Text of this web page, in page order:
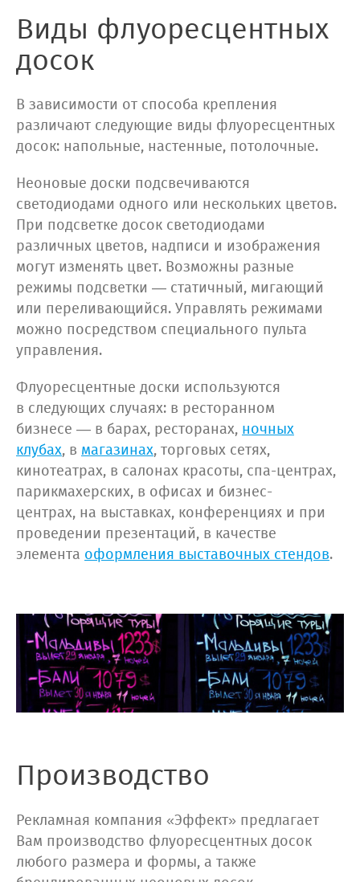
Виды флуоресцентных
досок
В зависимости от способа крепления
различают следующие виды флуоресцентных
досок: напольные, настенные, потолочные.
Неоновые доски подсвечиваются
светодиодами одного или нескольких цветов.
При подсветке досок светодиодами
различных цветов, надписи и изображения
могут изменять цвет. Возможны разные
режимы подсветки — статичный, мигающий
или переливающийся. Управлять режимами
можно посредством специального пульта
управления.
Флуоресцентные доски используются
в следующих случаях: в ресторанном
бизнесе — в барах, ресторанах,ночных
клубах, в магазинах, торговых сетях,
кинотеатрах, в салонах красоты, спа-центрах,
парикмахерских, в офисах и бизнес-
центрах, на выставках, конференциях и при
проведении презентаций, в качестве
элемента оформления выставочных стендов.
Производство
Рекламная компания «Эффект» предлагает
Вам производство флуоресцентных досок
любого размера и формы, а также